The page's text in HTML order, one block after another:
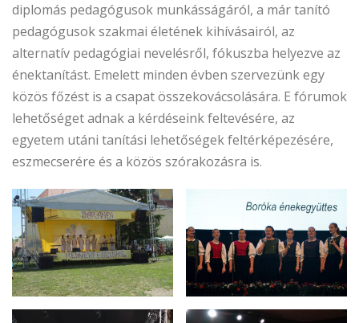
diplomás pedagógusok munkásságáról, a már tanító
pedagógusok szakmai életének kihívásairól, az
alternatív pedagógiai nevelésről, fókuszba helyezve az
énektanítást. Emelett minden évben szervezünk egy
közös főzést is a csapat összekovácsolására. E fórumok
lehetőséget adnak a kérdéseink feltevésére, az
egyetem utáni tanítási lehetőségek feltérképezésére,
eszmecserére és a közös szórakozásra is.